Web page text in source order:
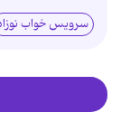
سرویس خواب